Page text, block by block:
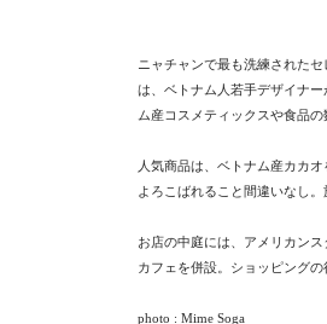
ニャチャンで最も洗練された
は、ベトナム人若手デザイナ
ム産コスメティックスや食品
人気商品は、ベトナム産カカ
よろこばれること間違いなし
お店の中庭には、アメリカン
カフェを併設。ショッピング
photo : Mime Soga